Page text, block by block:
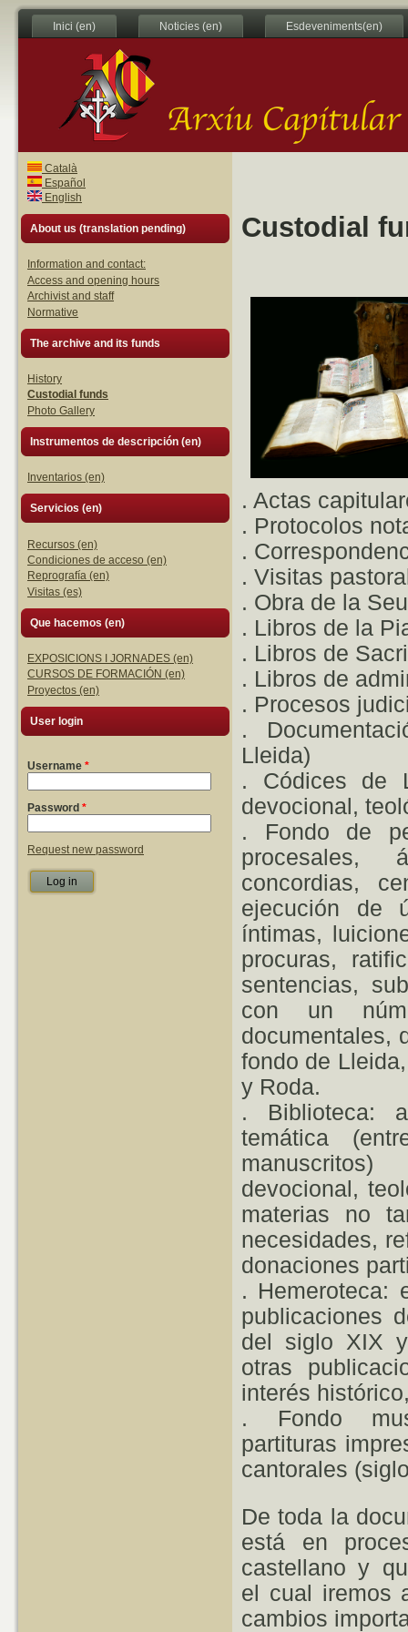
Inici (en) Noticies (en) Esdeveniments(en)
Català
Español
English
About us (translation pending)
Information and contact:
Access and opening hours
Archivist and staff
Normative
The archive and its funds
History
Custodial funds
Photo Gallery
Instrumentos de descripción (en)
Inventarios (en)
Servicios (en)
Recursos (en)
Condiciones de acceso (en)
Reprografía (en)
Visitas (es)
Que hacemos (en)
EXPOSICIONS I JORNADES (en)
CURSOS DE FORMACIÓN (en)
Proyectos (en)
User login
Username *
Password *
Request new password
Custodial
. Actas
. Protocolos
.
. Visitas
. Obra de la
. Libros de la
. Libros de
. Libros de
. Procesos
.
Lleida)
. Códices de
devocional,
. Fondo de
procesales,
concordias,
ejecución de
íntimas,
procuras,
sentencias,
con un
documentales,
fondo de
y Roda.
. Biblioteca:
temática
devocional,
materias no
necesidades,
donaciones
. Hemeroteca:
publicaciones
del siglo XIX
otras
interés
. Fondo
partituras
cantorales
De toda la
está en
castellano y
el cual iremos
cambios